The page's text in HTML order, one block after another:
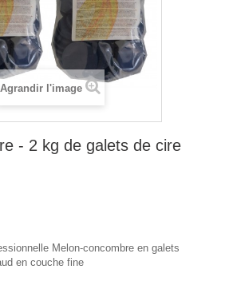
Agrandir l'image
- 2 kg de galets de cire
Melon-concombre en galets
en couche fine